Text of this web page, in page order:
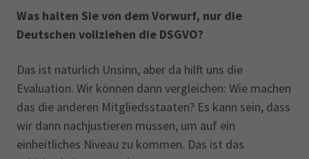
Was halten Sie von dem Vorwurf, nur die
Deutschen vollziehen die DSGVO?
Das ist natürlich Unsinn, aber da hilft uns die
Evaluation. Wir können dann vergleichen: Wie machen
das die anderen Mitgliedsstaaten? Es kann sein, dass
wir dann nachjustieren müssen, um auf ein
einheitliches Niveau zu kommen. Das ist das